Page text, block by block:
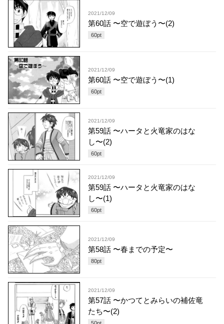
2021/12/09
第60話 〜空で遊ぼう〜(2)
60pt
2021/12/09
第60話 〜空で遊ぼう〜(1)
60pt
2021/12/09
第59話 〜ハータと火竜家のはな
し〜(2)
60pt
2021/12/09
第59話 〜ハータと火竜家のはな
し〜(1)
60pt
2021/12/09
第58話 〜春までの予定〜
80pt
2021/12/09
第57話 〜かつてとみらいの補佐竜
たち〜(2)